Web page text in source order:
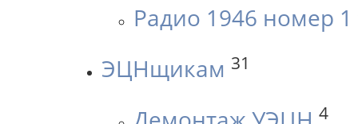
Радио 1946 номер 1
ЭЦНщикам 31
4